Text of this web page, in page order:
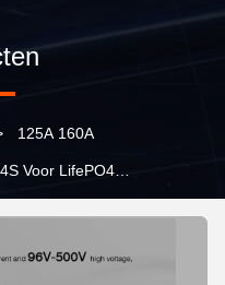
125A 160A
Voor LifePO4